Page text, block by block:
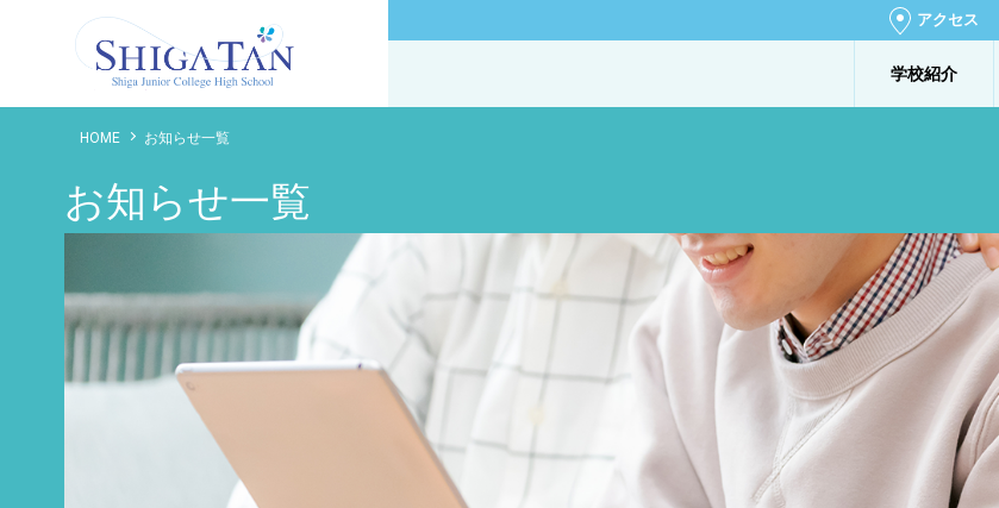
アクセス
学校紹介
HOME お知らせ一覧
お知らせ一覧